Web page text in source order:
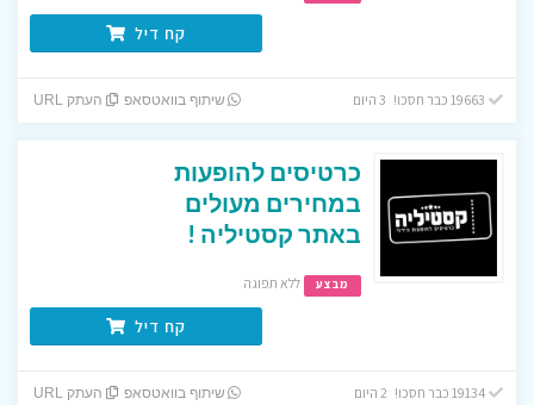
קח דיל
שיתוף בוואטסאפ העתק URL
כרטיסים להופעות
במחירים מעולים
באתר קסטיליה !
מבצע ללא תפוגה
קח דיל
19134 כבר חסכו! 2 היום שיתוף בוואטסאפ העתק URL